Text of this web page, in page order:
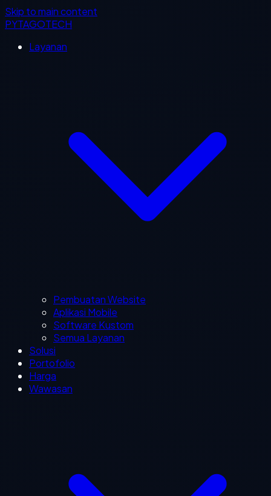
Skip to main content
PYTAGOTECH
Layanan
Pembuatan Website
Aplikasi Mobile
Software Kustom
Semua Layanan
Solusi
Portofolio
Harga
Wawasan